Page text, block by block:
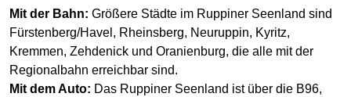
Mit der Bahn: Größere Städte im Ruppiner Seenland sind
Fürstenberg/Havel, Rheinsberg, Neuruppin, Kyritz,
Kremmen, Zehdenick und Oranienburg, die alle mit der
Regionalbahn erreichbar sind.
Mit dem Auto: Das Ruppiner Seenland ist über die B96,